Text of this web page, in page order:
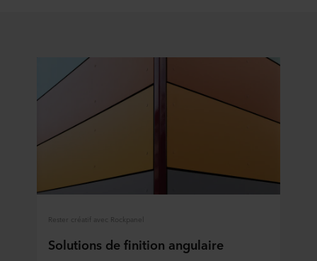
Rester créatif avec Rockpanel
Solutions de finition angulaire